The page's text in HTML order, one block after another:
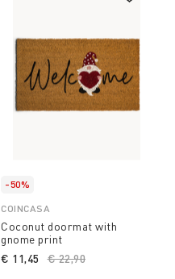
-50%
COINCASA
Coconut doormat with
gnome print
Price reduced from
€ 22,90
€ 11,45